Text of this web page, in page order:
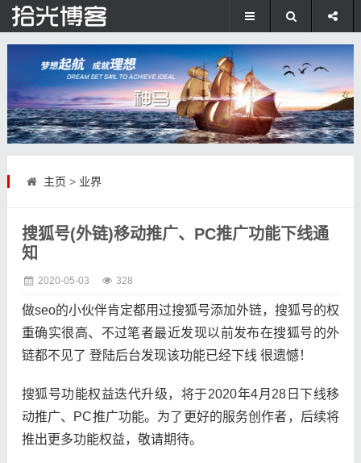
主页 > 业界
搜狐号(外链)移动推广、PC推广功能下线通
知
2020-05-03 328
做seo的小伙伴肯定都用过搜狐号添加外链，搜狐号的权
重确实很高、不过笔者最近发现以前发布在搜狐号的外
链都不见了 登陆后台发现该功能已经下线 很遗憾！
搜狐号功能权益迭代升级，将于2020年4月28日下线移
动推广、PC推广功能。为了更好的服务创作者，后续将
推出更多功能权益，敬请期待。